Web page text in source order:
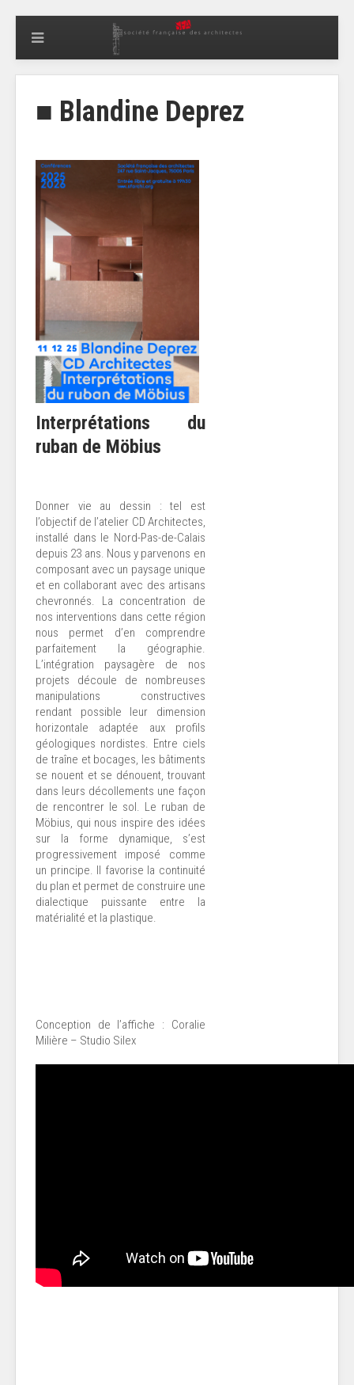
■ Blandine Deprez
Interprétations du
ruban de Möbius
Donner vie au dessin : tel est
l’objectif de l’atelier CD Architectes,
installé dans le Nord-Pas-de-Calais
depuis 23 ans. Nous y parvenons en
composant avec un paysage unique
et en collaborant avec des artisans
chevronnés. La concentration de
nos interventions dans cette région
nous permet d’en comprendre
parfaitement la géographie.
L’intégration paysagère de nos
projets découle de nombreuses
manipulations constructives
rendant possible leur dimension
horizontale adaptée aux profils
géologiques nordistes. Entre ciels
de traîne et bocages, les bâtiments
se nouent et se dénouent, trouvant
dans leurs décollements une façon
de rencontrer le sol. Le ruban de
Möbius, qui nous inspire des idées
sur la forme dynamique, s’est
progressivement imposé comme
un principe. Il favorise la continuité
du plan et permet de construire une
dialectique puissante entre la
matérialité et la plastique.
Conception de l’affiche : Coralie
Milière – Studio Silex